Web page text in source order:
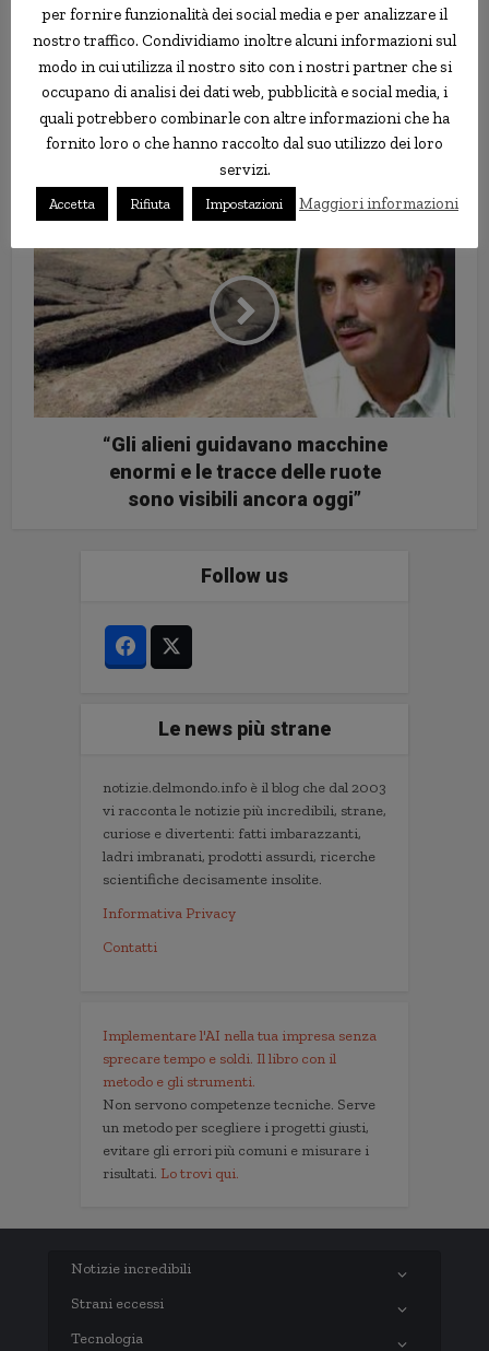
Indiano usa i soldi della sua
pensione per riparare le strade a
proprie spese
“Gli alieni guidavano macchine
enormi e le tracce delle ruote
sono visibili ancora oggi”
Follow us
Le news più strane
notizie.delmondo.info è il blog che dal 2003
vi racconta le notizie più incredibili, strane,
curiose e divertenti: fatti imbarazzanti,
ladri imbranati, prodotti assurdi, ricerche
scientifiche decisamente insolite.
Informativa Privacy
Contatti
Implementare l'AI nella tua impresa senza
sprecare tempo e soldi. Il libro con il
metodo e gli strumenti.
Non servono competenze tecniche. Serve
un metodo per scegliere i progetti giusti,
evitare gli errori più comuni e misurare i
risultati. Lo trovi qui.
Notizie incredibili
Strani eccessi
Tecnologia
per fornire funzionalità dei social media e per analizzare il
nostro traffico. Condividiamo inoltre alcuni informazioni sul
modo in cui utilizza il nostro sito con i nostri partner che si
occupano di analisi dei dati web, pubblicità e social media, i
quali potrebbero combinarle con altre informazioni che ha
fornito loro o che hanno raccolto dal suo utilizzo dei loro
servizi.
Accetta Rifiuta Impostazioni Maggiori informazioni